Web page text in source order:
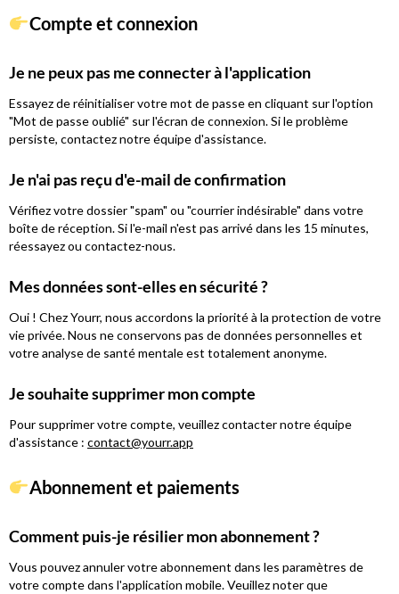
Compte et connexion
Je ne peux pas me connecter à l'application
Essayez de réinitialiser votre mot de passe en cliquant sur l'option
"Mot de passe oublié" sur l'écran de connexion. Si le problème
persiste, contactez notre équipe d'assistance.
Je n'ai pas reçu d'e-mail de confirmation
Vérifiez votre dossier "spam" ou "courrier indésirable" dans votre
boîte de réception. Si l'e-mail n'est pas arrivé dans les 15 minutes,
réessayez ou contactez-nous.
Mes données sont-elles en sécurité ?
Oui ! Chez Yourr, nous accordons la priorité à la protection de votre
vie privée. Nous ne conservons pas de données personnelles et
votre analyse de santé mentale est totalement anonyme.
Je souhaite supprimer mon compte
Pour supprimer votre compte, veuillez contacter notre équipe
d'assistance : contact@yourr.app
Abonnement et paiements
Comment puis-je résilier mon abonnement ?
Vous pouvez annuler votre abonnement dans les paramètres de
votre compte dans l'application mobile. Veuillez noter que